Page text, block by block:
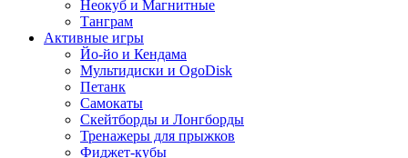
Неокуб и Магнитные
Танграм
Активные игры
Йо-йо и Кендама
Мультидиски и OgoDisk
Петанк
Самокаты
Скейтборды и Лонгборды
Тренажеры для прыжков
Фиджет-кубы